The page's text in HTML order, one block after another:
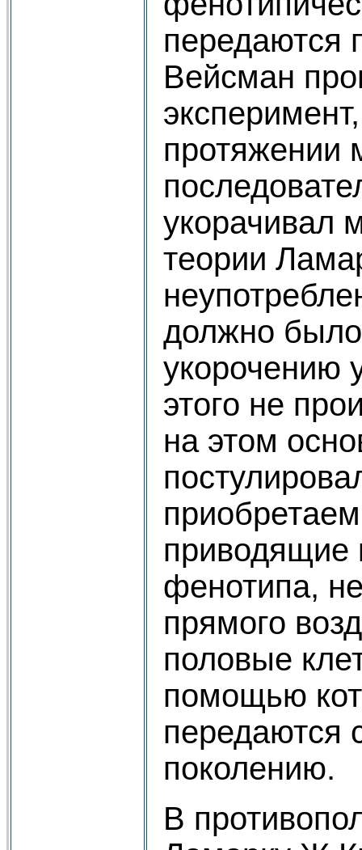
передаются
Вейсман
протяжении
укорачивал
теории
должно было
укорочению
этого не
на этом
приводящие
фенотипа,
прямого
половые
помощью
передаются
поколению.
В